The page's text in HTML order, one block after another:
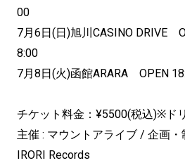
00
7月6日(日)旭川CASINO DRIVE
8:00
7月8日(火)函館ARARA OPEN
チケット料金：¥5500(税込)※ド
主催 : マウントアライブ / 企画・
IRORI Records